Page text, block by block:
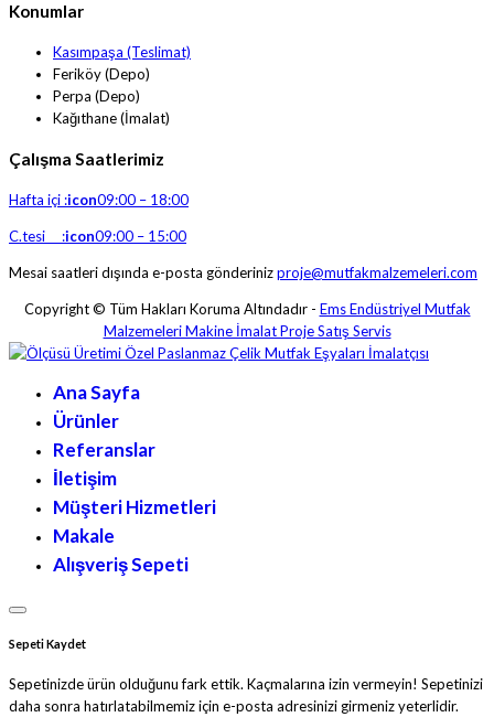
Konumlar
Kasımpaşa (Teslimat)
Feriköy (Depo)
Perpa (Depo)
Kağıthane (İmalat)
Çalışma Saatlerimiz
Hafta içi :icon09:00 – 18:00
C.tesi :icon09:00 – 15:00
Mesai saatleri dışında e-posta gönderinizproje@mutfakmalzemeleri.com
Copyright © Tüm Hakları Koruma Altındadır - Ems Endüstriyel Mutfak
Malzemeleri Makine İmalat Proje Satış Servis
Ana Sayfa
Ürünler
Referanslar
İletişim
Müşteri Hizmetleri
Makale
Alışveriş Sepeti
Sepeti Kaydet
Sepetinizde ürün olduğunu fark ettik. Kaçmalarına izin vermeyin! Sepetinizi
daha sonra hatırlatabilmemiz için e-posta adresinizi girmeniz yeterlidir.